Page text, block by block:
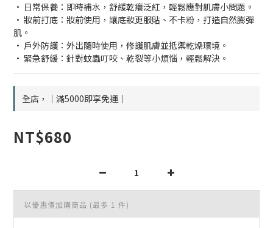
• 日常保養：即時補水，舒緩乾癢泛紅，輕鬆應對肌膚小問題。
• 妝前打底：妝前使用，讓底妝更服貼、不卡粉，打造自然膨彈
肌。
• 戶外防護：外出隨時使用，修護肌膚並抵禦乾燥環境。
• 緊急舒緩：針對蚊蟲叮咬、乾裂等小煩惱，輕鬆解決。
全店，｜滿5000即享免運｜
NT$680
以優惠價加購商品 (最多 1 件)